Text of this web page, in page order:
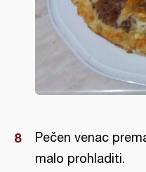
Pečen venac
malo prohladiti.